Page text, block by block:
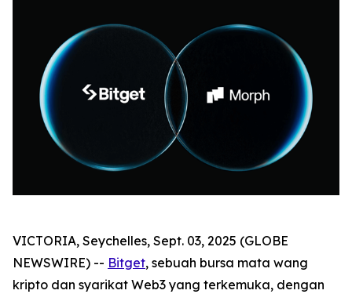
VICTORIA, Seychelles, Sept. 03, 2025 (GLOBE
NEWSWIRE) -- Bitget, sebuah bursa mata wang
kripto dan syarikat Web3 yang terkemuka, dengan